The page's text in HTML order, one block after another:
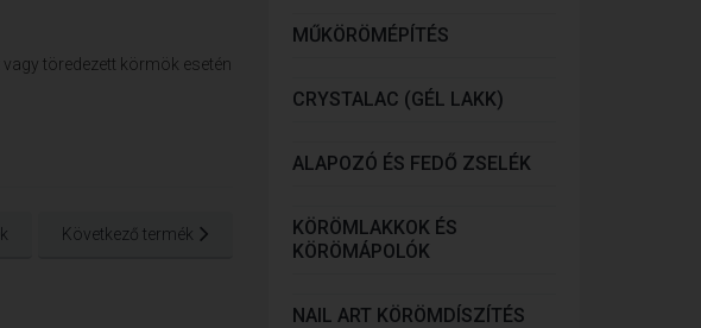
töredezett körmök esetén
Következő termék
MŰKÖRÖMÉPÍTÉS
CRYSTALAC (GÉL LAKK)
ALAPOZÓ ÉS FEDŐ ZSELÉK
KÖRÖMLAKKOK ÉS
KÖRÖMÁPOLÓK
NAIL ART KÖRÖMDÍSZÍTÉS